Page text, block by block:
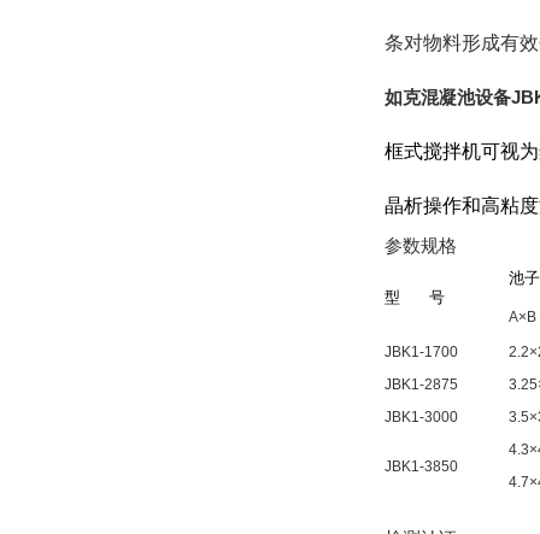
条对物料形成有
如克混凝池设备
框式搅拌机可视
晶析操作和高粘
参数规格
型 号
池
A×B
JBK1-1700
JBK1-2875
JBK1-3000
JBK1-3850